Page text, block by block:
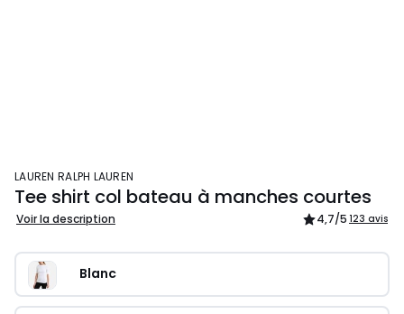
LAUREN RALPH LAUREN
Tee shirt col bateau à manches courtes
Voir la description 4,7/5 123 avis
Blanc